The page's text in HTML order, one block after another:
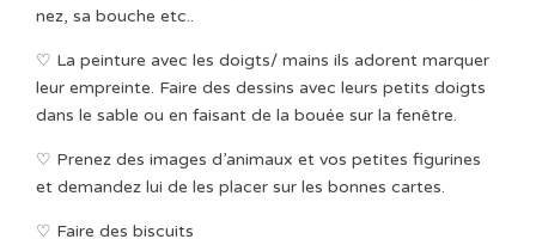
nez, sa bouche etc..
♡ La peinture avec les doigts/ mains ils adorent marquer
leur empreinte. Faire des dessins avec leurs petits doigts
dans le sable ou en faisant de la bouée sur la fenêtre.
♡ Prenez des images d’animaux et vos petites figurines
et demandez lui de les placer sur les bonnes cartes.
♡ Faire des biscuits